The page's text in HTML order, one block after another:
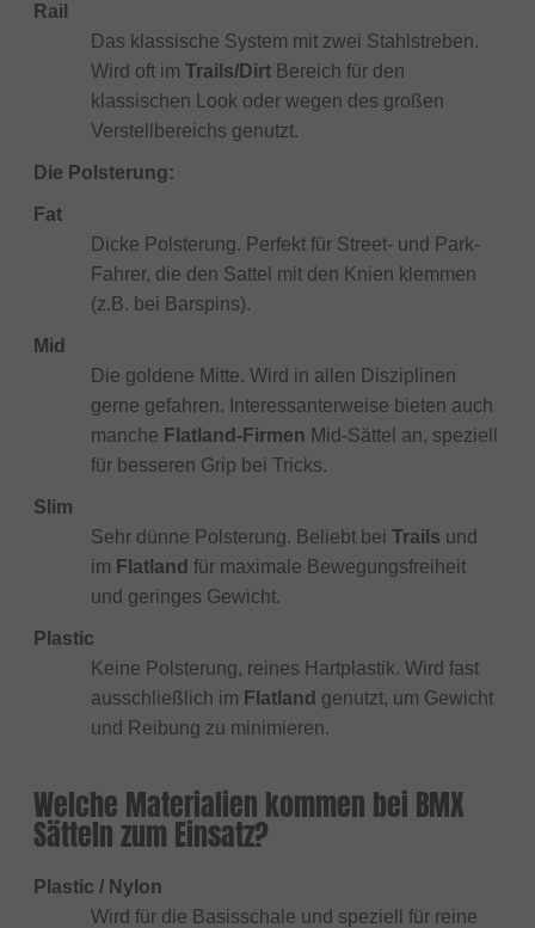
Rail
Das klassische System mit zwei Stahlstreben.
Wird oft im Trails/Dirt Bereich für den
klassischen Look oder wegen des großen
Verstellbereichs genutzt.
Die Polsterung:
Fat
Dicke Polsterung. Perfekt für Street- und Park-
Fahrer, die den Sattel mit den Knien klemmen
(z.B. bei Barspins).
Mid
Die goldene Mitte. Wird in allen Disziplinen
gerne gefahren. Interessanterweise bieten auch
manche Flatland-Firmen Mid-Sättel an, speziell
für besseren Grip bei Tricks.
Slim
Sehr dünne Polsterung. Beliebt bei Trails und
im Flatland für maximale Bewegungsfreiheit
und geringes Gewicht.
Plastic
Keine Polsterung, reines Hartplastik. Wird fast
ausschließlich im Flatland genutzt, um Gewicht
und Reibung zu minimieren.
Welche Materialien kommen bei BMX
Sätteln zum Einsatz?
Plastic / Nylon
Wird für die Basisschale und speziell für reine